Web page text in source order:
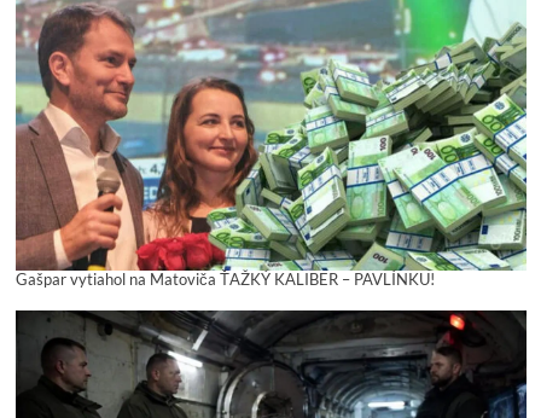
Gašpar vytiahol na Matoviča ŤAŽKÝ KALIBER – PAVLÍNKU!